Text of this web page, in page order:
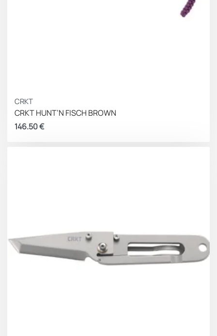
CRKT
CRKT HUNT’N FISCH BROWN
146.50€